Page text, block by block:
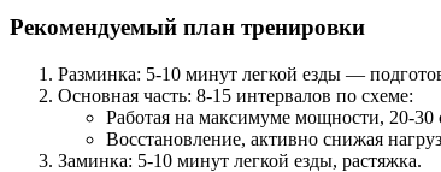
Рекомендуемый план тренировки
Разминка: 5-10 минут легкой езды —
Основная часть: 8-15 интервалов по схеме:
Работая на максимуме мощности, 20-30
Восстановление, активно снижая
Заминка: 5-10 минут легкой езды, растяжка.